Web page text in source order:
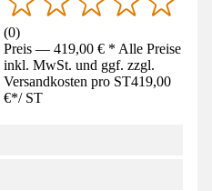
(0)
Preis — 419,00 € * Alle Preise
inkl. MwSt. und ggf. zzgl.
Versandkosten pro ST419,00
€*/ ST